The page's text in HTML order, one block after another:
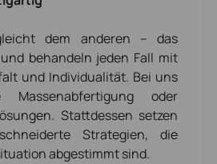
dem anderen – das
behandeln jeden Fall mit
und Individualität. Bei uns
oder
Stattdessen setzen
Strategien, die
abgestimmt sind.